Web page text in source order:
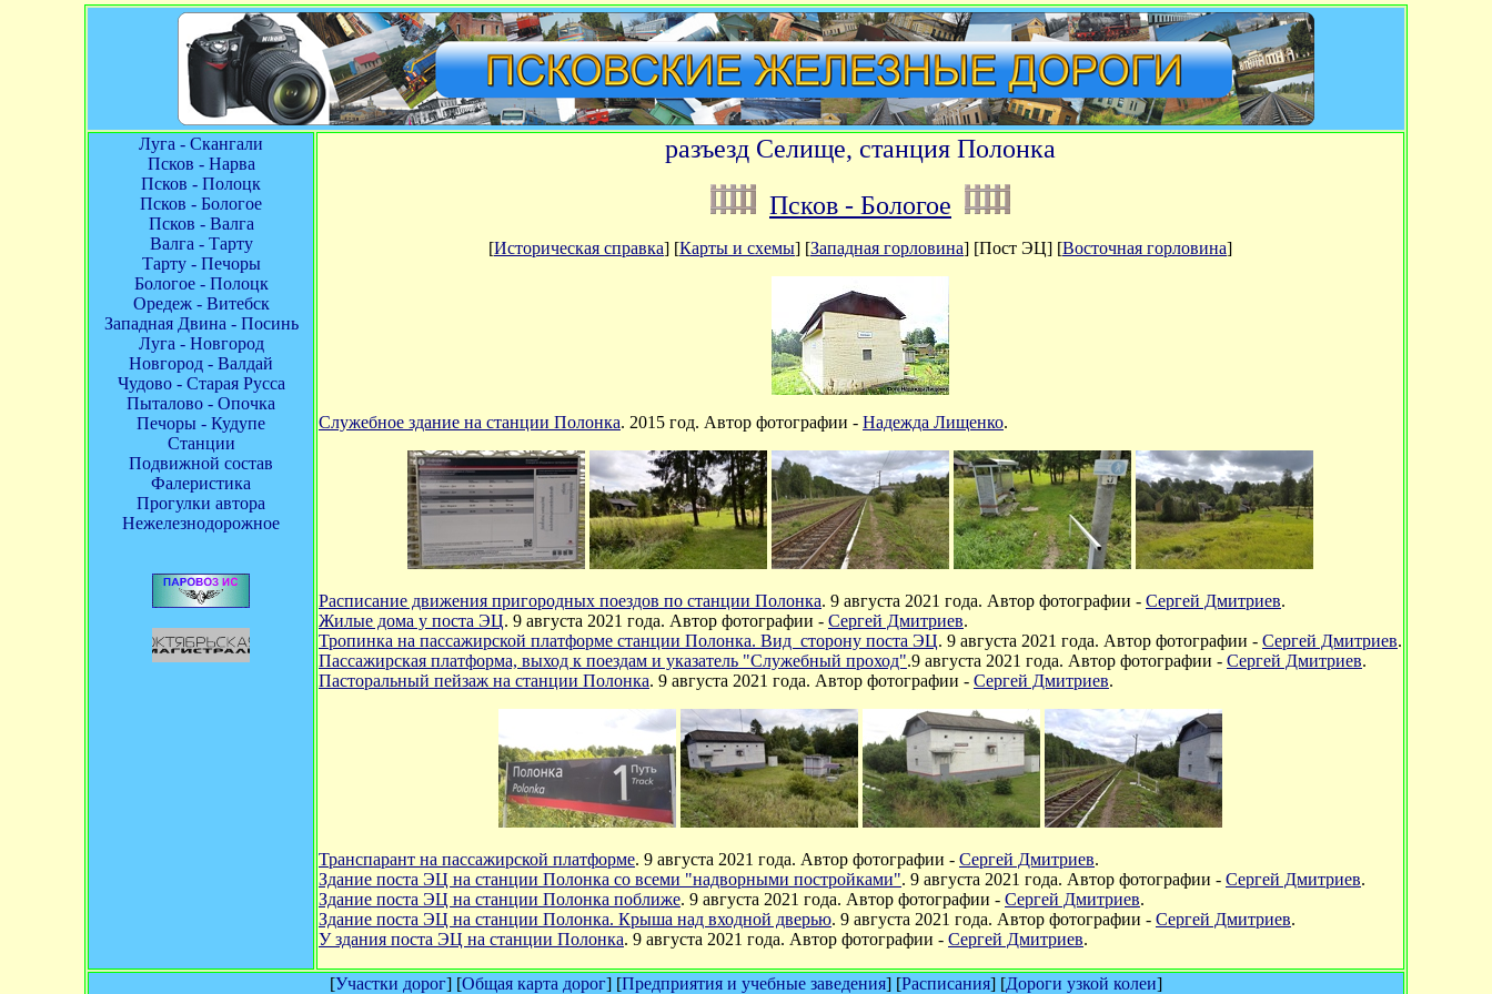
Луга - Скангали
Псков - Нарва
Псков - Полоцк
Псков - Бологое
Псков - Валга
Валга - Тарту
Тарту - Печоры
Бологое - Полоцк
Оредеж - Витебск
Западная Двина - Посинь
Луга - Новгород
Новгород - Валдай
Чудово - Старая Русса
Пыталово - Опочка
Печоры - Кудупе
Станции
Подвижной состав
Фалеристика
Прогулки автора
Нежелезнодорожное
разъезд Селище, станция Полонка
Псков - Бологое
[Историческая справка] [Карты и схемы] [Западная горловина] [Пост ЭЦ] [Восточная горловина]
Служебное здание на станции Полонка. 2015 год. Автор фотографии - Надежда Лищенко.
Расписание движения пригородных поездов по станции Полонка. 9 августа 2021 года. Автор фотографии - Сергей Дмитриев.
Жилые дома у поста ЭЦ. 9 августа 2021 года. Автор фотографии - Сергей Дмитриев.
Тропинка на пассажирской платформе станции Полонка. Вид сторону поста ЭЦ. 9 августа 2021 года. Автор фотографии - Сергей Дмитриев.
Пассажирская платформа, выход к поездам и указатель "Служебный проход".9 августа 2021 года. Автор фотографии - Сергей Дмитриев.
Пасторальный пейзаж на станции Полонка. 9 августа 2021 года. Автор фотографии - Сергей Дмитриев.
Транспарант на пассажирской платформе. 9 августа 2021 года. Автор фотографии - Сергей Дмитриев.
Здание поста ЭЦ на станции Полонка со всеми "надворными постройками". 9 августа 2021 года. Автор фотографии - Сергей Дмитриев.
Здание поста ЭЦ на станции Полонка поближе. 9 августа 2021 года. Автор фотографии - Сергей Дмитриев.
Здание поста ЭЦ на станции Полонка. Крыша над входной дверью. 9 августа 2021 года. Автор фотографии - Сергей Дмитриев.
У здания поста ЭЦ на станции Полонка. 9 августа 2021 года. Автор фотографии - Сергей Дмитриев.
[Участки дорог] [Общая карта дорог] [Предприятия и учебные заведения] [Расписания] [Дороги узкой колеи]